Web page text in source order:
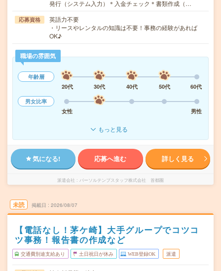
発行（システム入力）＊入金チェック＊書類作成（…
応募資格
英語力不要
・リースやレンタルの知識は不要！事務の経験があれば
OK♪
職場の雰囲気
年齢層
20代
30代 40代 50代
60代
男女比率
女性
男性
もっと見る
気になる! 応募へ進む 詳しく見る
派遣会社 パーソルテンプスタッフ株式会社 首都圏
未読 掲載日 2026/08/07
【電話なし！茅ケ崎】大手グループでコツコ
ツ事務！報告書の作成など
交通費別途支給あり 土日祝日が休み WEB登録OK 派遣